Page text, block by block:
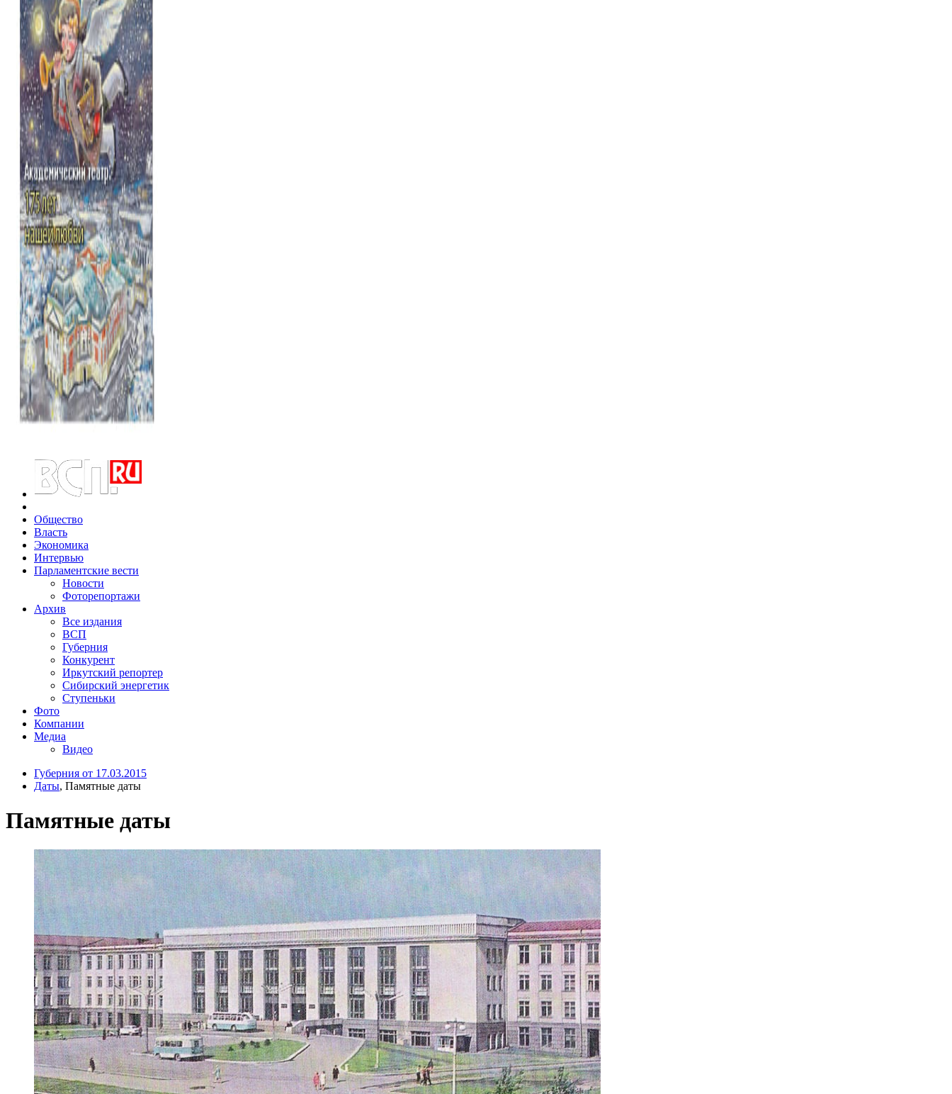
Общество
Власть
Экономика
Интервью
Парламентские вести
Новости
Фоторепортажи
Архив
Все издания
ВСП
Губерния
Конкурент
Иркутский репортер
Сибирский энергетик
Ступеньки
Фото
Компании
Медиа
Видео
Губерния от 17.03.2015
Даты, Памятные даты
Памятные даты